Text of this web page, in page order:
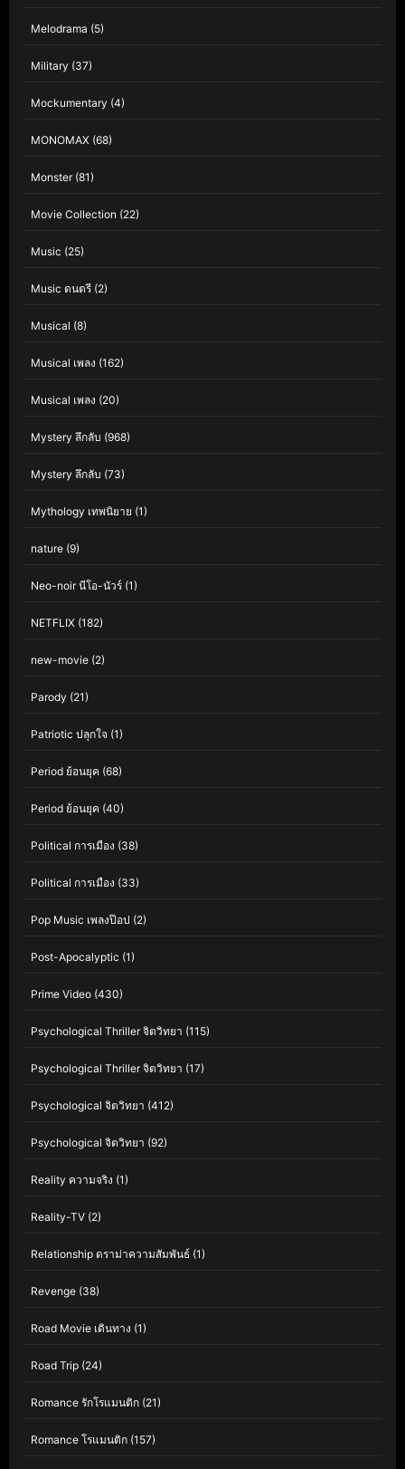
Melodrama (5)
Military (37)
Mockumentary (4)
MONOMAX (68)
Monster(81)
Movie Collection (22)
Music (25)
Music ดนตรี (2)
Musical (8)
Musical เพลง (162)
Musical เพลง (20)
Mystery ลึกลับ (968)
Mystery ลึกลับ (73)
Mythology เทพนิยาย (1)
nature (9)
Neo-noir นีโอ-นัวร์ (1)
NETFLIX (182)
new-movie (2)
Parody (21)
Patriotic ปลุกใจ (1)
Period ย้อนยุค (68)
Period ย้อนยุค (40)
Political การเมือง (38)
Political การเมือง (33)
Pop Music เพลงป๊อป (2)
Post-Apocalyptic (1)
Prime Video (430)
Psychological Thriller จิตวิทยา (115)
Psychological Thriller จิตวิทยา (17)
Psychological จิตวิทยา (412)
Psychological จิตวิทยา (92)
Reality ความจริง (1)
Reality-TV (2)
Relationship ดราม่าความสัมพันธ์ (1)
Revenge (38)
Road Movie เดินทาง (1)
Road Trip (24)
Romance รักโรแมนติก (21)
Romance โรแมนติก (157)